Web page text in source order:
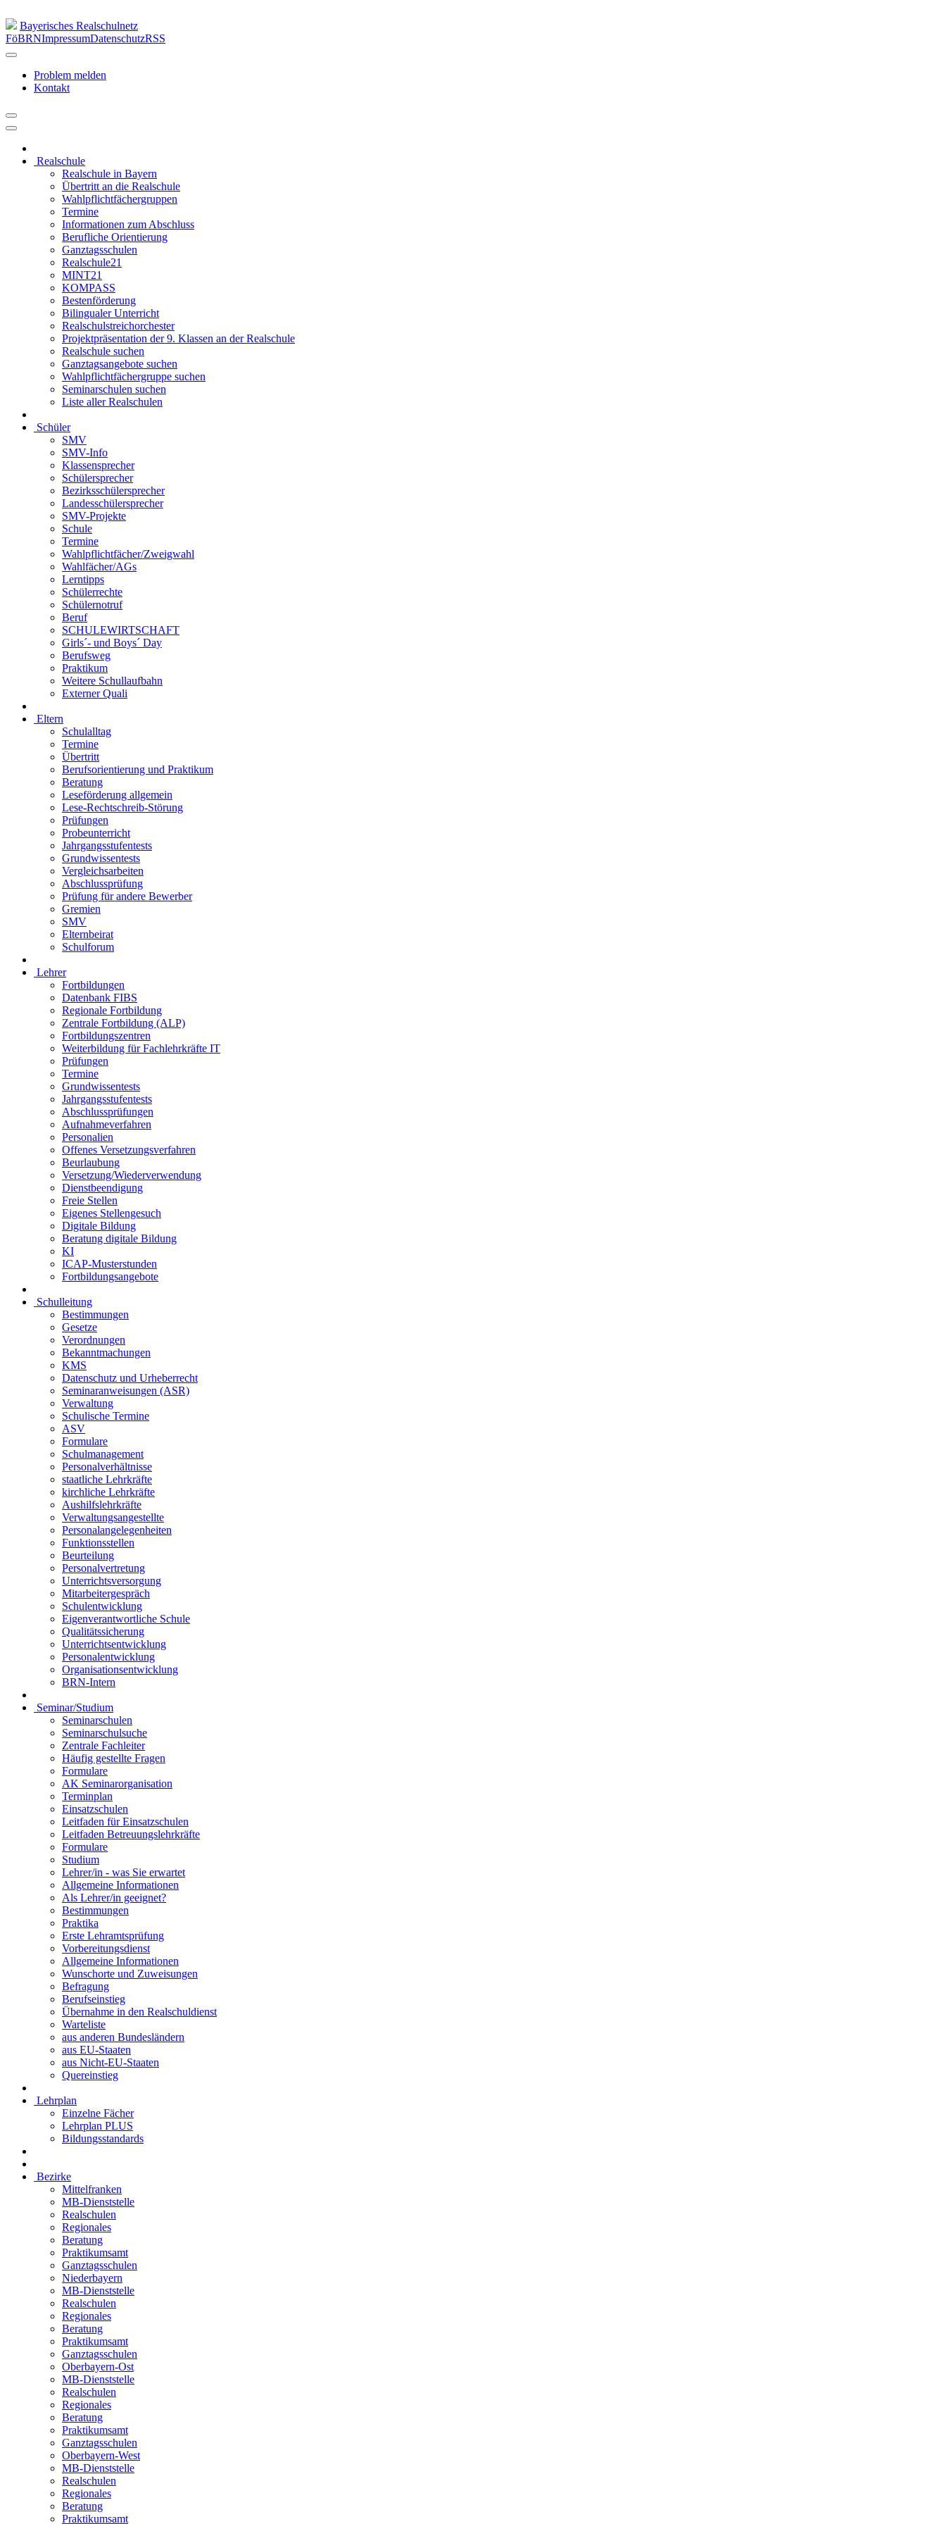
Bayerisches Realschulnetz
FöBRNImpressumDatenschutzRSS
Problem melden
Kontakt
Realschule
Realschule in Bayern
Übertritt an die Realschule
Wahlpflichtfächergruppen
Termine
Informationen zum Abschluss
Berufliche Orientierung
Ganztagsschulen
Realschule21
MINT21
KOMPASS
Bestenförderung
Bilingualer Unterricht
Realschulstreichorchester
Projektpräsentation der 9. Klassen an der Realschule
Realschule suchen
Ganztagsangebote suchen
Wahlpflichtfächergruppe suchen
Seminarschulen suchen
Liste aller Realschulen
Schüler
SMV
SMV-Info
Klassensprecher
Schülersprecher
Bezirksschülersprecher
Landesschülersprecher
SMV-Projekte
Schule
Termine
Wahlpflichtfächer/Zweigwahl
Wahlfächer/AGs
Lerntipps
Schülerrechte
Schülernotruf
Beruf
SCHULEWIRTSCHAFT
Girls´- und Boys´ Day
Berufsweg
Praktikum
Weitere Schullaufbahn
Externer Quali
Eltern
Schulalltag
Termine
Übertritt
Berufsorientierung und Praktikum
Beratung
Leseförderung allgemein
Lese-Rechtschreib-Störung
Prüfungen
Probeunterricht
Jahrgangsstufentests
Grundwissentests
Vergleichsarbeiten
Abschlussprüfung
Prüfung für andere Bewerber
Gremien
SMV
Elternbeirat
Schulforum
Lehrer
Fortbildungen
Datenbank FIBS
Regionale Fortbildung
Zentrale Fortbildung (ALP)
Fortbildungszentren
Weiterbildung für Fachlehrkräfte IT
Prüfungen
Termine
Grundwissentests
Jahrgangsstufentests
Abschlussprüfungen
Aufnahmeverfahren
Personalien
Offenes Versetzungsverfahren
Beurlaubung
Versetzung/Wiederverwendung
Dienstbeendigung
Freie Stellen
Eigenes Stellengesuch
Digitale Bildung
Beratung digitale Bildung
KI
ICAP-Musterstunden
Fortbildungsangebote
Schulleitung
Bestimmungen
Gesetze
Verordnungen
Bekanntmachungen
KMS
Datenschutz und Urheberrecht
Seminaranweisungen (ASR)
Verwaltung
Schulische Termine
ASV
Formulare
Schulmanagement
Personalverhältnisse
staatliche Lehrkräfte
kirchliche Lehrkräfte
Aushilfslehrkräfte
Verwaltungsangestellte
Personalangelegenheiten
Funktionsstellen
Beurteilung
Personalvertretung
Unterrichtsversorgung
Mitarbeitergespräch
Schulentwicklung
Eigenverantwortliche Schule
Qualitätssicherung
Unterrichtsentwicklung
Personalentwicklung
Organisationsentwicklung
BRN-Intern
Seminar/Studium
Seminarschulen
Seminarschulsuche
Zentrale Fachleiter
Häufig gestellte Fragen
Formulare
AK Seminarorganisation
Terminplan
Einsatzschulen
Leitfaden für Einsatzschulen
Leitfaden Betreuungslehrkräfte
Formulare
Studium
Lehrer/in - was Sie erwartet
Allgemeine Informationen
Als Lehrer/in geeignet?
Bestimmungen
Praktika
Erste Lehramtsprüfung
Vorbereitungsdienst
Allgemeine Informationen
Wunschorte und Zuweisungen
Befragung
Berufseinstieg
Übernahme in den Realschuldienst
Warteliste
aus anderen Bundesländern
aus EU-Staaten
aus Nicht-EU-Staaten
Quereinstieg
Lehrplan
Einzelne Fächer
Lehrplan PLUS
Bildungsstandards
Bezirke
Mittelfranken
MB-Dienststelle
Realschulen
Regionales
Beratung
Praktikumsamt
Ganztagsschulen
Niederbayern
MB-Dienststelle
Realschulen
Regionales
Beratung
Praktikumsamt
Ganztagsschulen
Oberbayern-Ost
MB-Dienststelle
Realschulen
Regionales
Beratung
Praktikumsamt
Ganztagsschulen
Oberbayern-West
MB-Dienststelle
Realschulen
Regionales
Beratung
Praktikumsamt